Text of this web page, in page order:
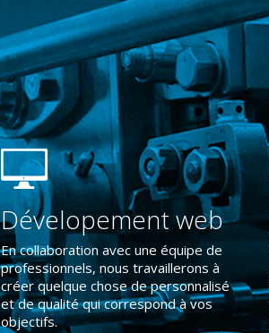
Dévelopement web
En collaboration avec une équipe de
professionnels, nous travaillerons à
créer quelque chose de personnalisé
et de qualité qui correspond à vos
objectifs.